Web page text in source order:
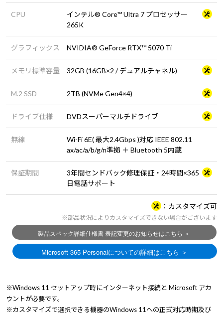
CPU
インテル® Core™ Ultra 7 プロセッサー
265K
グラフィックス NVIDIA® GeForce RTX™ 5070 Ti
メモリ標準容量 32GB (16GB×2 / デュアルチャネル)
M.2 SSD 2TB (NVMe Gen4×4)
ドライブ仕様 DVDスーパーマルチドライブ
無線
Wi-Fi 6E( 最大2.4Gbps )対応 IEEE 802.11
ax/ac/a/b/g/n準拠 ＋ Bluetooth 5内蔵
保証期間
3年間センドバック修理保証・24時間×365
日電話サポート
カスタマイズ可
※部品状況によりカスタマイズできない場合がございます
※Windows 11 セットアップ時にインターネット接続と Microsoft アカ
ウントが必要です。
※カスタマイズで選択できる機器のWindows 11への正式対応時期及び